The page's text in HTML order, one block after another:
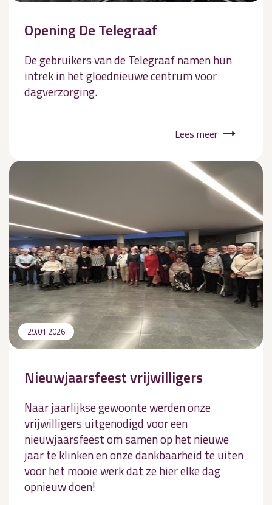
Opening De Telegraaf
De gebruikers van de Telegraaf namen hun
intrek in het gloednieuwe centrum voor
dagverzorging.
Lees meer
29.01.2026
Nieuwjaarsfeest vrijwilligers
Naar jaarlijkse gewoonte werden onze
vrijwilligers uitgenodigd voor een
nieuwjaarsfeest om samen op het nieuwe
jaar te klinken en onze dankbaarheid te uiten
voor het mooie werk dat ze hier elke dag
opnieuw doen!